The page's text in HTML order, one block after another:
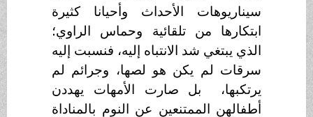
سيناريوهات الأحداث وأحيانا كثيرة
ابتكارها من تلقائية وحماس الراوي؛
الذي يبتغي شد الانتباه إليه، فنسبت إليه
سرقات لم يكن هو لصها، وجرائم لم
يرتكبها، بل صارت الأمهات يهددن
أطفالهن الممتنعين عن النوم بالمناداة